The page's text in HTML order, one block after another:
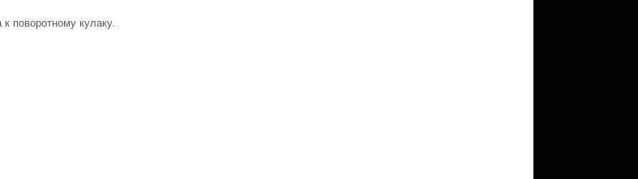
поворотному кулаку.